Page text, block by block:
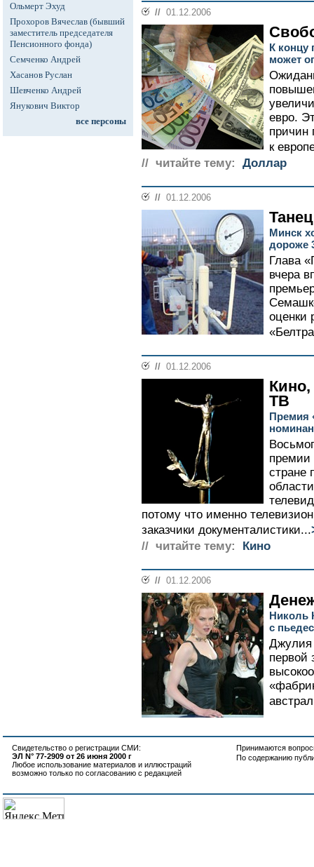
Ольмерт Эхуд
Прохоров Вячеслав (бывший
заместитель председателя
Пенсионного фонда)
Семченко Андрей
Хасанов Руслан
Шевченко Андрей
Янукович Виктор
все персоны
// 01.12.2006
К концу
может
евро.
причин
к
// читайте тему:
Доллар
// 01.12.2006
Минск
дороже
Глава
вчера
оценки
// 01.12.2006
Кино,
ТВ
Премия
премии
стране
потому что именно
заказчики документалистики...
// читайте тему: Кино
// 01.12.2006
Николь
с
Джулия
первой
Свидетельство о регистрации СМИ:
ЭЛ N° 77-2909 от 26 июня 2000 г
Любое использование материалов и иллюстраций
возможно только по согласованию с редакцией
Принимаются
По содержанию